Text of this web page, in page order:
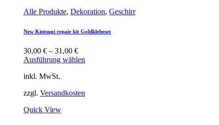
Alle Produkte, Dekoration, Geschirr
New Kintsugi repair kit Goldklebeset
30,00 € – 31,00 €
Ausführung wählen
inkl. MwSt.
zzgl. Versandkosten
Quick View